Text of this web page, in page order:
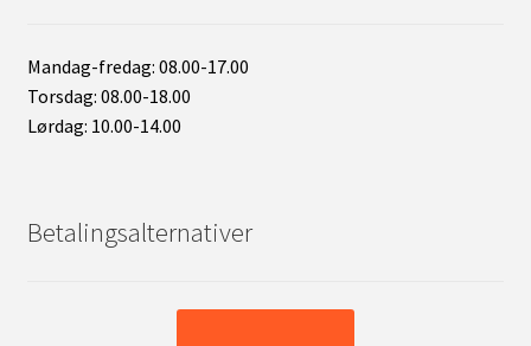
Mandag-fredag: 08.00-17.00
Torsdag: 08.00-18.00
Lørdag: 10.00-14.00
Betalingsalternativer